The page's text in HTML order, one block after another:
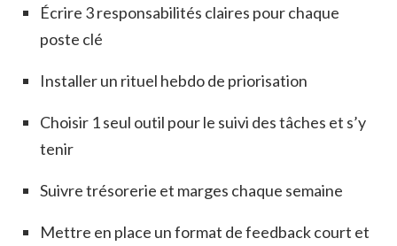
Écrire 3 responsabilités claires pour chaque
poste clé
Installer un rituel hebdo de priorisation
Choisir 1 seul outil pour le suivi des tâches et s’y
tenir
Suivre trésorerie et marges chaque semaine
Mettre en place un format de feedback court et